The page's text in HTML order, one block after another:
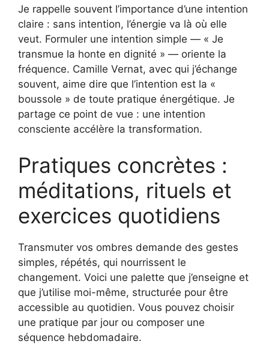
Je rappelle souvent l’importance d’une intention
claire : sans intention, l’énergie va là où elle
veut. Formuler une intention simple — « Je
transmue la honte en dignité » — oriente la
fréquence. Camille Vernat, avec qui j’échange
souvent, aime dire que l’intention est la «
boussole » de toute pratique énergétique. Je
partage ce point de vue : une intention
consciente accélère la transformation.
Pratiques concrètes :
méditations, rituels et
exercices quotidiens
Transmuter vos ombres demande des gestes
simples, répétés, qui nourrissent le
changement. Voici une palette que j’enseigne et
que j’utilise moi-même, structurée pour être
accessible au quotidien. Vous pouvez choisir
une pratique par jour ou composer une
séquence hebdomadaire.